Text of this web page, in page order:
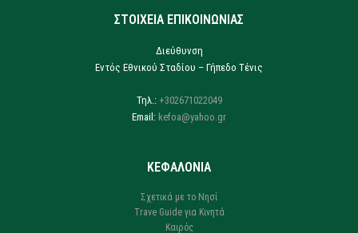
ΣΤΟΙΧΕΙΑ ΕΠΙΚΟΙΝΩΝΙΑΣ
Διεύθυνση
Εντός Εθνικού Σταδίου – Γήπεδο Τένις
Τηλ.: +302671022049
Email: kefoa@yahoo.gr
ΚΕΦΑΛΟΝΙΑ
Σχετικά με το Νησί
Trave Guide για Κινητά
Καιρός